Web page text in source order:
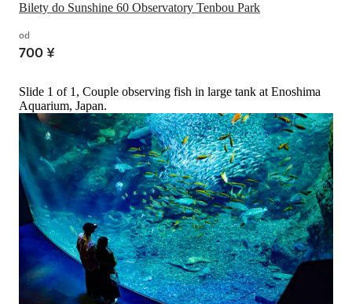
Bilety do Sunshine 60 Observatory Tenbou Park
od
700 ¥
Slide 1 of 1, Couple observing fish in large tank at Enoshima
Aquarium, Japan.